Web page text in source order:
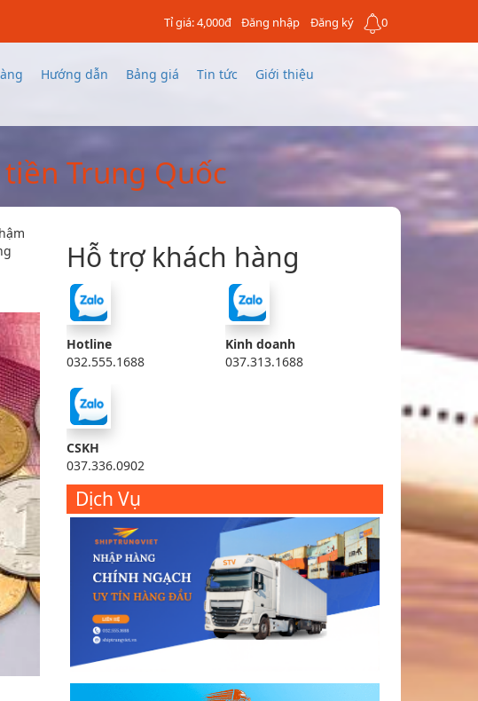
Tỉ giá: 4,000đ Đăng nhập Đăng ký 0
Hướng dẫn Bảng giá Tin tức Giới thiệu
Trung Quốc
Hỗ trợ khách hàng
Hotline
032.555.1688
Kinh doanh
037.313.1688
CSKH
037.336.0902
Dịch Vụ